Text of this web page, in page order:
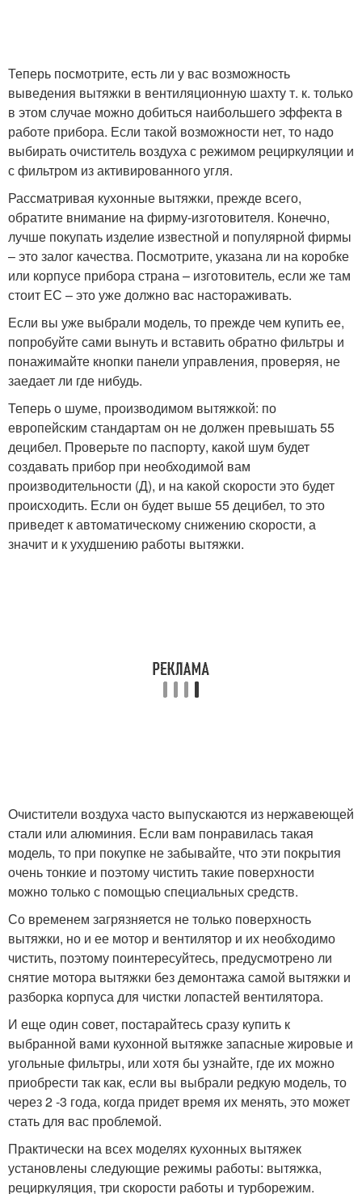
Теперь посмотрите, есть ли у вас возможность
выведения вытяжки в вентиляционную шахту т. к. только
в этом случае можно добиться наибольшего эффекта в
работе прибора. Если такой возможности нет, то надо
выбирать очиститель воздуха с режимом рециркуляции и
с фильтром из активированного угля.
Рассматривая кухонные вытяжки, прежде всего,
обратите внимание на фирму-изготовителя. Конечно,
лучше покупать изделие известной и популярной фирмы
– это залог качества. Посмотрите, указана ли на коробке
или корпусе прибора страна – изготовитель, если же там
стоит ЕС – это уже должно вас настораживать.
Если вы уже выбрали модель, то прежде чем купить ее,
попробуйте сами вынуть и вставить обратно фильтры и
понажимайте кнопки панели управления, проверяя, не
заедает ли где нибудь.
Теперь о шуме, производимом вытяжкой: по
европейским стандартам он не должен превышать 55
децибел. Проверьте по паспорту, какой шум будет
создавать прибор при необходимой вам
производительности (Д), и на какой скорости это будет
происходить. Если он будет выше 55 децибел, то это
приведет к автоматическому снижению скорости, а
значит и к ухудшению работы вытяжки.
Очистители воздуха часто выпускаются из нержавеющей
стали или алюминия. Если вам понравилась такая
модель, то при покупке не забывайте, что эти покрытия
очень тонкие и поэтому чистить такие поверхности
можно только с помощью специальных средств.
Со временем загрязняется не только поверхность
вытяжки, но и ее мотор и вентилятор и их необходимо
чистить, поэтому поинтересуйтесь, предусмотрено ли
снятие мотора вытяжки без демонтажа самой вытяжки и
разборка корпуса для чистки лопастей вентилятора.
И еще один совет, постарайтесь сразу купить к
выбранной вами кухонной вытяжке запасные жировые и
угольные фильтры, или хотя бы узнайте, где их можно
приобрести так как, если вы выбрали редкую модель, то
через 2 -3 года, когда придет время их менять, это может
стать для вас проблемой.
Практически на всех моделях кухонных вытяжек
установлены следующие режимы работы: вытяжка,
рециркуляция, три скорости работы и турборежим.